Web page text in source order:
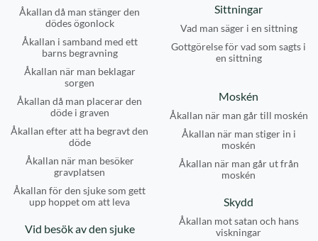
Åkallan då man stänger den
dödes ögonlock
Åkallan i samband med ett
barns begravning
Åkallan när man beklagar
sorgen
Åkallan då man placerar den
döde i graven
Åkallan efter att ha begravt den
döde
Åkallan när man besöker
gravplatsen
Åkallan för den sjuke som gett
upp hoppet om att leva
Sittningar
Vad man säger i en sittning
Gottgörelse för vad som sagts i
en sittning
Moskén
Åkallan när man går till moskén
Åkallan när man stiger in i
moskén
Åkallan när man går ut från
moskén
Skydd
Åkallan mot satan och hans
viskningar
Vid besök av den sjuke